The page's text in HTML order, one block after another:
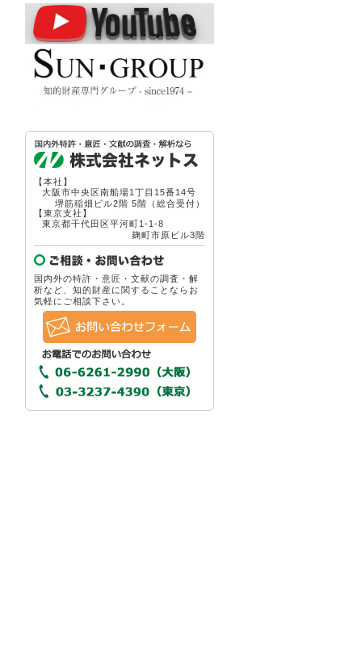
【本社】
大阪市中央区南船場1丁目15番14号
堺筋稲畑ビル2階 5階（総合受付）
【東京支社】
東京都千代田区平河町1-1-8
麹町市原ビル3階
国内外の特許・意匠・文献の調査・解
析など、知的財産に関することならお
気軽にご相談下さい。